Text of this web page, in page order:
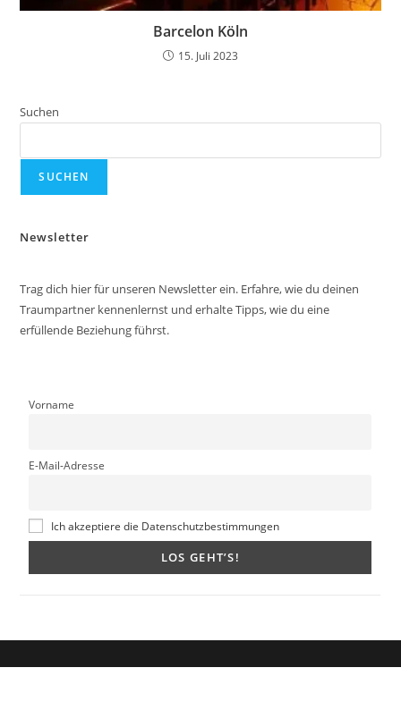
Barcelon Köln
15. Juli 2023
Suchen
SUCHEN
Newsletter
Trag dich hier für unseren Newsletter ein. Erfahre, wie du deinen
Traumpartner kennenlernst und erhalte Tipps, wie du eine
erfüllende Beziehung führst.
Vorname
E-Mail-Adresse
Ich akzeptiere die Datenschutzbestimmungen